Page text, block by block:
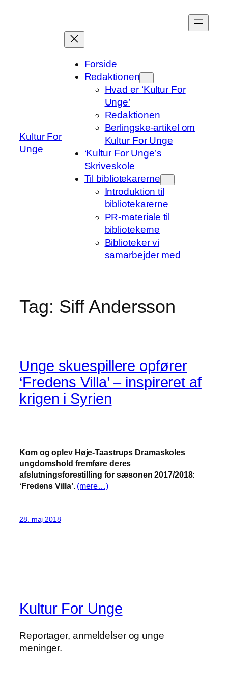
Kultur For
Unge
Forside
Redaktionen
Hvad er ‘Kultur For
Unge’
Redaktionen
Berlingske-artikel om
Kultur For Unge
‘Kultur For Unge’s
Skriveskole
Til bibliotekarerne
Introduktion til
bibliotekarerne
PR-materiale til
bibliotekerne
Biblioteker vi
samarbejder med
Tag: Siff Andersson
Unge skuespillere opfører
‘Fredens Villa’ – inspireret af
krigen i Syrien
Kom og oplev Høje-Taastrups Dramaskoles
ungdomshold fremføre deres
afslutningsforestilling for sæsonen 2017/2018:
‘Fredens Villa’. (mere…)
28. maj 2018
Kultur For Unge
Reportager, anmeldelser og unge
meninger.